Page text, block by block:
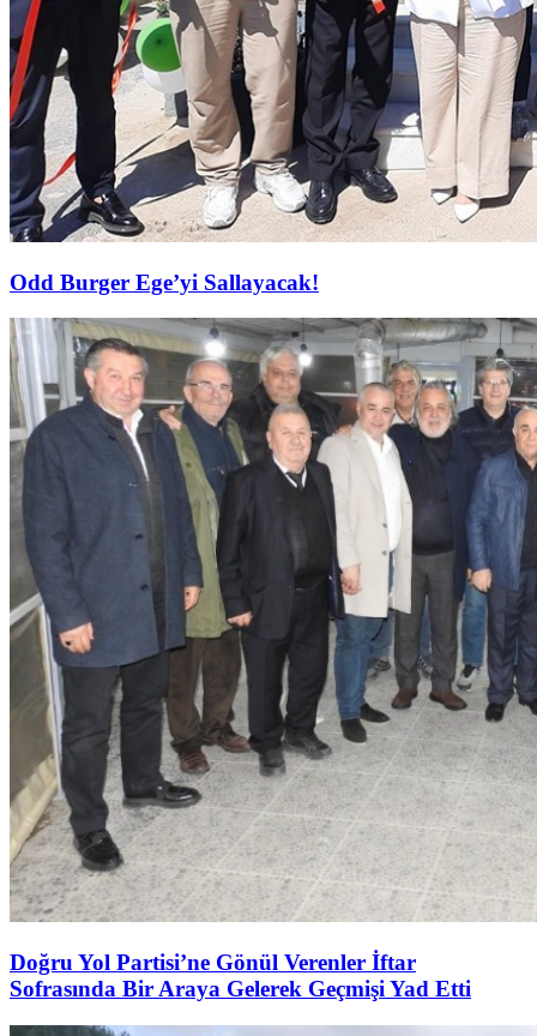
Odd Burger Ege’yi Sallayacak!
Doğru Yol Partisi’ne Gönül Verenler İftar
Sofrasında Bir Araya Gelerek Geçmişi Yad Etti